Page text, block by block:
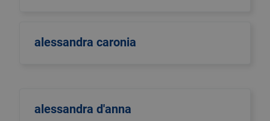
alessandra caronia
alessandra d'anna